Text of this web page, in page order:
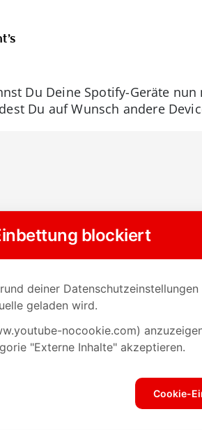
Du Deine Spotify-Geräte
Du auf Wunsch andere